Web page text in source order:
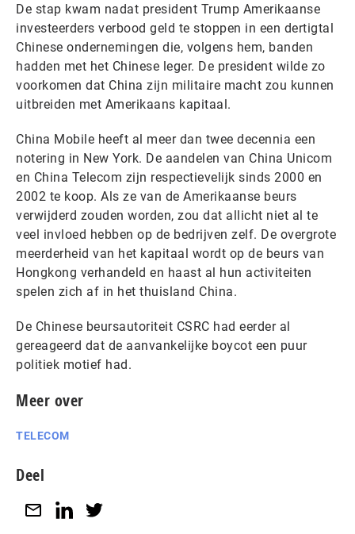
De stap kwam nadat president Trump Amerikaanse
investeerders verbood geld te stoppen in een dertigtal
Chinese ondernemingen die, volgens hem, banden
hadden met het Chinese leger. De president wilde zo
voorkomen dat China zijn militaire macht zou kunnen
uitbreiden met Amerikaans kapitaal.
China Mobile heeft al meer dan twee decennia een
notering in New York. De aandelen van China Unicom
en China Telecom zijn respectievelijk sinds 2000 en
2002 te koop. Als ze van de Amerikaanse beurs
verwijderd zouden worden, zou dat allicht niet al te
veel invloed hebben op de bedrijven zelf. De overgrote
meerderheid van het kapitaal wordt op de beurs van
Hongkong verhandeld en haast al hun activiteiten
spelen zich af in het thuisland China.
De Chinese beursautoriteit CSRC had eerder al
gereageerd dat de aanvankelijke boycot een puur
politiek motief had.
Meer over
TELECOM
Deel